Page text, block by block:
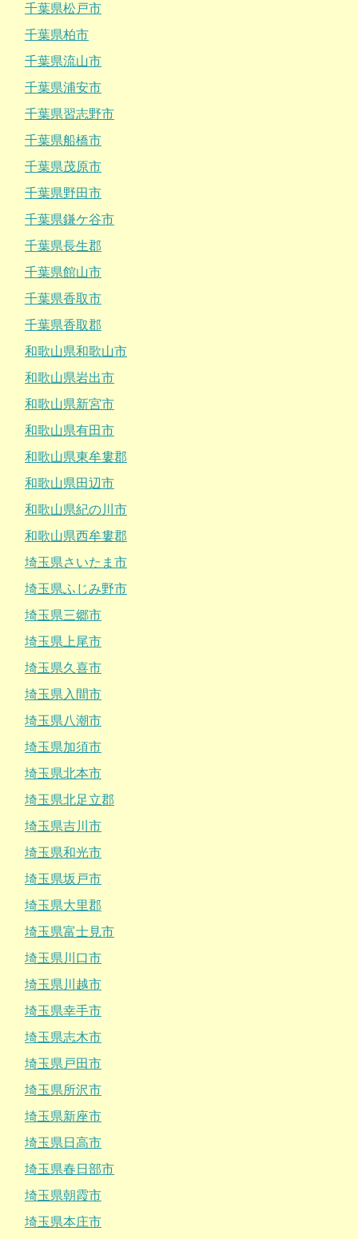
千葉県松戸市
千葉県柏市
千葉県流山市
千葉県浦安市
千葉県習志野市
千葉県船橋市
千葉県茂原市
千葉県野田市
千葉県鎌ケ谷市
千葉県長生郡
千葉県館山市
千葉県香取市
千葉県香取郡
和歌山県和歌山市
和歌山県岩出市
和歌山県新宮市
和歌山県有田市
和歌山県東牟婁郡
和歌山県田辺市
和歌山県紀の川市
和歌山県西牟婁郡
埼玉県さいたま市
埼玉県ふじみ野市
埼玉県三郷市
埼玉県上尾市
埼玉県久喜市
埼玉県入間市
埼玉県八潮市
埼玉県加須市
埼玉県北本市
埼玉県北足立郡
埼玉県吉川市
埼玉県和光市
埼玉県坂戸市
埼玉県大里郡
埼玉県富士見市
埼玉県川口市
埼玉県川越市
埼玉県幸手市
埼玉県志木市
埼玉県戸田市
埼玉県所沢市
埼玉県新座市
埼玉県日高市
埼玉県春日部市
埼玉県朝霞市
埼玉県本庄市